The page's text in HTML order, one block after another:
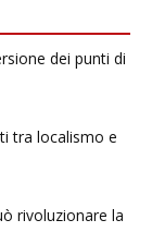
dei punti di
tra localismo e
rivoluzionare la